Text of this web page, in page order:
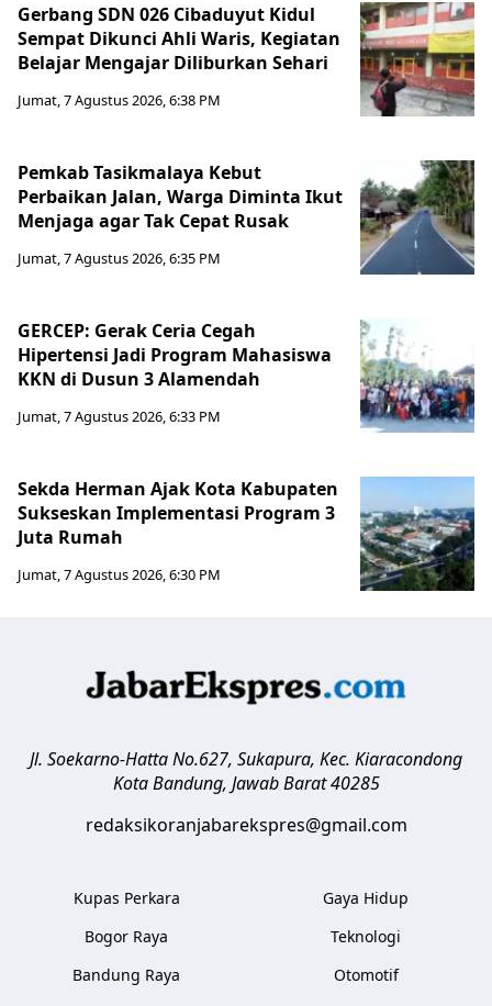
Gerbang SDN 026 Cibaduyut Kidul
Sempat Dikunci Ahli Waris, Kegiatan
Belajar Mengajar Diliburkan Sehari
Jumat, 7 Agustus 2026, 6:38 PM
Pemkab Tasikmalaya Kebut
Perbaikan Jalan, Warga Diminta Ikut
Menjaga agar Tak Cepat Rusak
Jumat, 7 Agustus 2026, 6:35 PM
GERCEP: Gerak Ceria Cegah
Hipertensi Jadi Program Mahasiswa
KKN di Dusun 3 Alamendah
Jumat, 7 Agustus 2026, 6:33 PM
Sekda Herman Ajak Kota Kabupaten
Sukseskan Implementasi Program 3
Juta Rumah
Jumat, 7 Agustus 2026, 6:30 PM
Jl. Soekarno-Hatta No.627, Sukapura, Kec. Kiaracondong
Kota Bandung, Jawab Barat 40285
redaksikoranjabarekspres@gmail.com
Kupas Perkara
Bogor Raya
Bandung Raya
Gaya Hidup
Teknologi
Otomotif